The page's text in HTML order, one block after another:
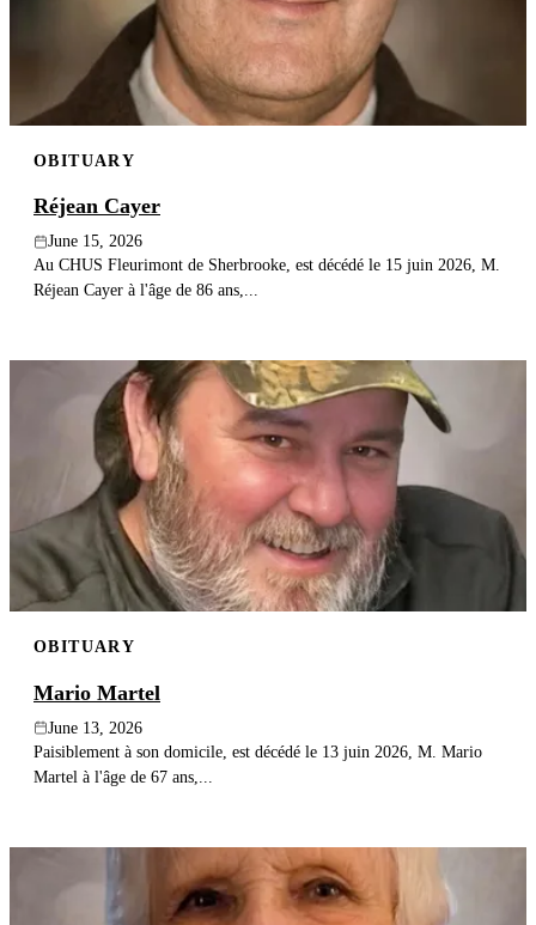
OBITUARY
Réjean Cayer
June 15, 2026
Au CHUS Fleurimont de Sherbrooke, est décédé le 15 juin 2026, M.
Réjean Cayer à l'âge de 86 ans,...
OBITUARY
Mario Martel
June 13, 2026
Paisiblement à son domicile, est décédé le 13 juin 2026, M. Mario
Martel à l'âge de 67 ans,...